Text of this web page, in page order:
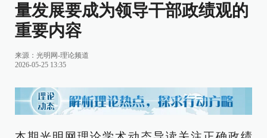
量发展要成为领导干部政绩观的
重要内容
来源： 光明网-理论频道
2026-05-25 13:35